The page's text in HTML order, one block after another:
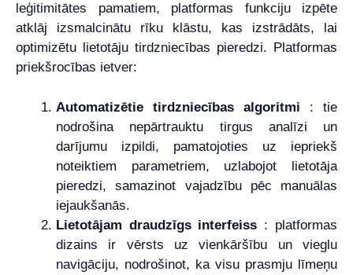
leģitimitātes pamatiem, platformas funkciju izpēte
atklāj izsmalcinātu rīku klāstu, kas izstrādāts, lai
optimizētu lietotāju tirdzniecības pieredzi. Platformas
priekšrocības ietver:
Automatizētie tirdzniecības algoritmi : tie
nodrošina nepārtrauktu tirgus analīzi un
darījumu izpildi, pamatojoties uz iepriekš
noteiktiem parametriem, uzlabojot lietotāja
pieredzi, samazinot vajadzību pēc manuālas
iejaukšanās.
Lietotājam draudzīgs interfeiss : platformas
dizains ir vērsts uz vienkāršību un vieglu
navigāciju, nodrošinot, ka visu prasmju līmeņu